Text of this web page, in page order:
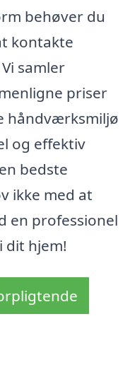
behøver du
kontakte
samler
priser
håndværksmiljø
og effektiv
bedste
ikke med at
en professionel
hjem!